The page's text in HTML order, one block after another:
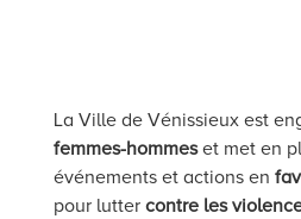
La Ville de Vénissieux est
femmes-hommeset met en
événements et actions en
pourlutter contre les